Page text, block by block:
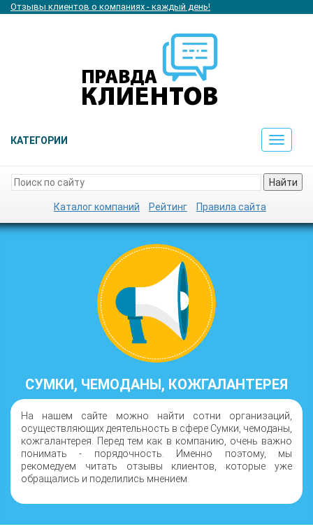
Отзывы клиентов о компаниях - каждый день!
КАТЕГОРИИ
Toggle
Найти
Каталог компаний Рейтинг Правила сайта
СУМКИ, ЧЕМОДАНЫ, КОЖГАЛАНТЕРЕЯ
На нашем сайте можно найти сотни организаций,
осуществляющих деятельность в сфере Сумки, чемоданы,
кожгалантерея. Перед тем как в компанию, очень важно
понимать - порядочность. Именно поэтому, мы
рекомедуем читать отзывы клиентов, которые уже
обращались и поделились мнением.